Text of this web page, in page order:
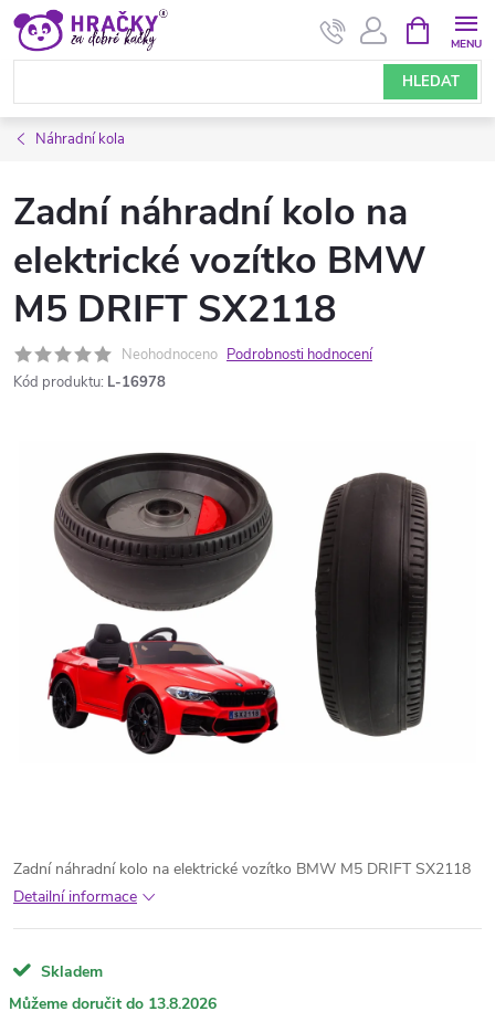
Přejít
obsah
HLEDAT
NÁKUPNÍ
KOŠÍK
Náhradní kola
Zadní náhradní kolo na
elektrické vozítko BMW
M5 DRIFT SX2118
Neohodnoceno Podrobnosti hodnocení
Kód produktu: L-16978
Zadní náhradní kolo na elektrické vozítko BMW M5 DRIFT SX2118
Detailní informace
Skladem
13.8.2026